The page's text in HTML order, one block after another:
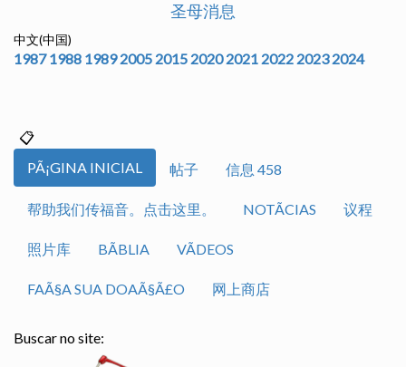
圣母消息
中文(中国)
1987 1988 1989 2005 2015 2020 2021 2022 2023 2024
PÃ¡GINA INICIAL 帖子 信息 458
帮助我们传福音。点击这里。 NOTÃ­CIAS 议程
照片库 BÃ­BLIA VÃ­DEOS
FAÃ§A SUA DOAÃ§Ã£O 网上商店
Buscar no site: